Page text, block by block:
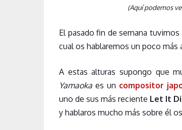
(Aquí podemos
El pasado fin de semana
cual os hablaremos un poco más
A estas alturas supongo que
Yamaoka es un compositor
uno de sus más reciente Let It
y hablaros mucho más sobre él